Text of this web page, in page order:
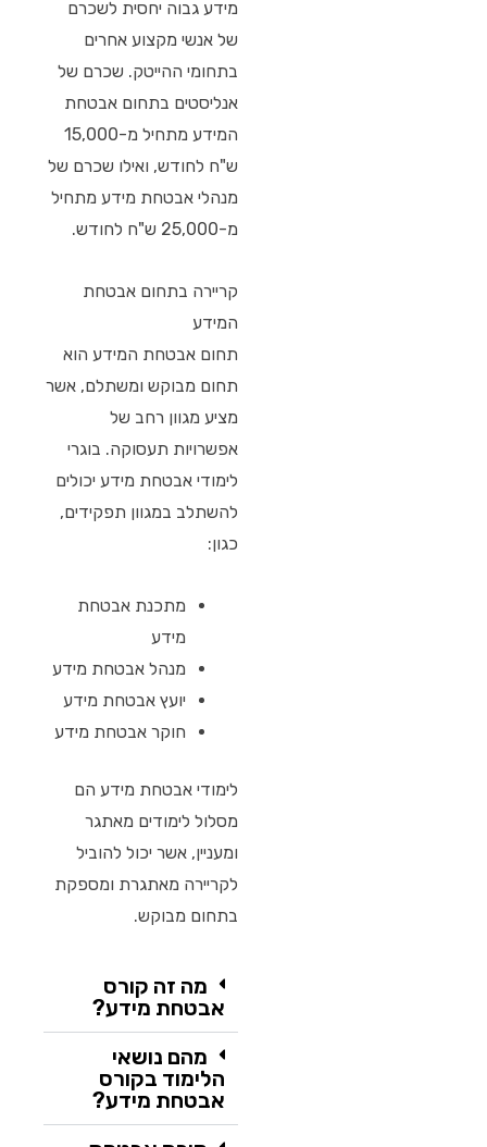
מידע גבוה יחסית לשכרם
של אנשי מקצוע אחרים
בתחומי ההייטק. שכרם של
אנליסטים בתחום אבטחת
המידע מתחיל מ-15,000
ש"ח לחודש, ואילו שכרם של
מנהלי אבטחת מידע מתחיל
מ-25,000 ש"ח לחודש.
קריירה בתחום אבטחת
המידע
תחום אבטחת המידע הוא
תחום מבוקש ומשתלם, אשר
מציע מגוון רחב של
אפשרויות תעסוקה. בוגרי
לימודי אבטחת מידע יכולים
להשתלב במגוון תפקידים,
כגון:
מתכנת אבטחת
מידע
מנהל אבטחת מידע
יועץ אבטחת מידע
חוקר אבטחת מידע
לימודי אבטחת מידע הם
מסלול לימודים מאתגר
ומעניין, אשר יכול להוביל
לקריירה מאתגרת ומספקת
בתחום מבוקש.
מה זה קורס
אבטחת מידע?
מהם נושאי
הלימוד בקורס
אבטחת מידע?